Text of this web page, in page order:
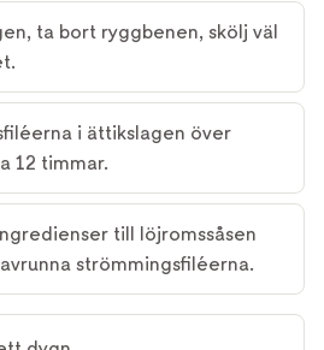
ta bort ryggbenen, skölj väl
i ättikslagen över
12 timmar.
till löjromssåsen
strömmingsfiléerna.